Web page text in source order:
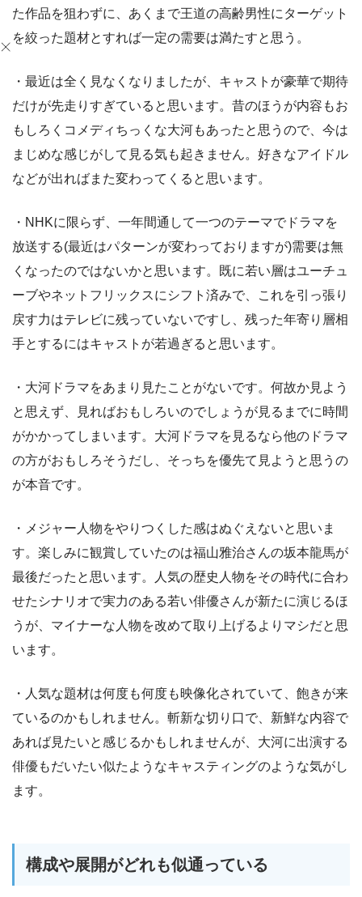
た作品を狙わずに、あくまで王道の高齢男性にターゲット
を絞った題材とすれば一定の需要は満たすと思う。
・最近は全く見なくなりましたが、キャストが豪華で期待
だけが先走りすぎていると思います。昔のほうが内容もお
もしろくコメディちっくな大河もあったと思うので、今は
まじめな感じがして見る気も起きません。好きなアイドル
などが出ればまた変わってくると思います。
・NHKに限らず、一年間通して一つのテーマでドラマを
放送する(最近はパターンが変わっておりますが)需要は無
くなったのではないかと思います。既に若い層はユーチュ
ーブやネットフリックスにシフト済みで、これを引っ張り
戻す力はテレビに残っていないですし、残った年寄り層相
手とするにはキャストが若過ぎると思います。
・大河ドラマをあまり見たことがないです。何故か見よう
と思えず、見ればおもしろいのでしょうが見るまでに時間
がかかってしまいます。大河ドラマを見るなら他のドラマ
の方がおもしろそうだし、そっちを優先て見ようと思うの
が本音です。
・メジャー人物をやりつくした感はぬぐえないと思いま
す。楽しみに観賞していたのは福山雅治さんの坂本龍馬が
最後だったと思います。人気の歴史人物をその時代に合わ
せたシナリオで実力のある若い俳優さんが新たに演じるほ
うが、マイナーな人物を改めて取り上げるよりマシだと思
います。
・人気な題材は何度も何度も映像化されていて、飽きが来
ているのかもしれません。斬新な切り口で、新鮮な内容で
あれば見たいと感じるかもしれませんが、大河に出演する
俳優もだいたい似たようなキャスティングのような気がし
ます。
構成や展開がどれも似通っている